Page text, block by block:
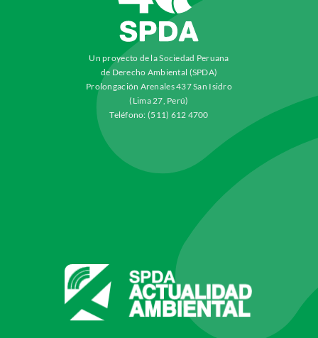
Un proyecto de la Sociedad Peruana
de Derecho Ambiental (SPDA)
Prolongación Arenales 437 San Isidro
(Lima 27, Perú)
Teléfono: (511) 612 4700